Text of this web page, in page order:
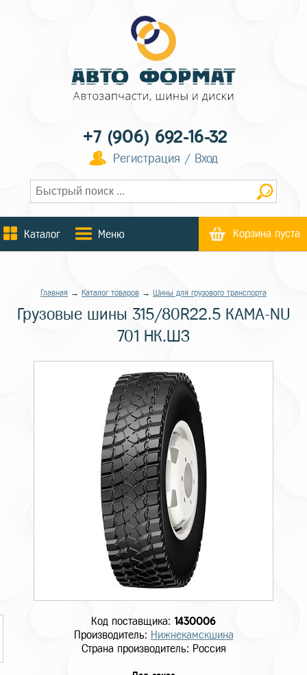
+7 (906) 692-16-32
Регистрация / Вход
Каталог Меню Корзина пуста
Главная → Каталог товаров → Шины для грузового транспорта
Грузовые шины 315/80R22.5 КАМА-NU
701 НК.ШЗ
Код поставщика: 1430006
Производитель: Нижнекамскшина
Страна производитель: Россия